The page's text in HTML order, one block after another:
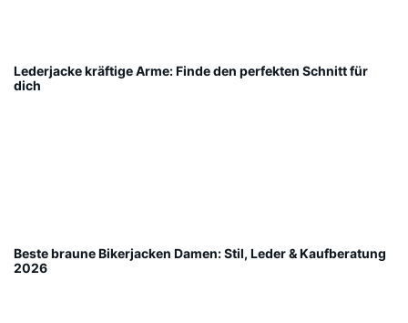
Lederjacke kräftige Arme: Finde den perfekten Schnitt für
dich
Beste braune Bikerjacken Damen: Stil, Leder & Kaufberatung
2026